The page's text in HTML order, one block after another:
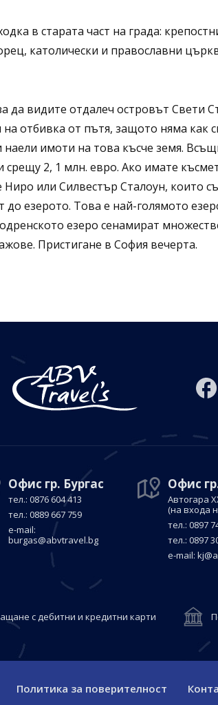
в старата част на града:
католически и православни
да видите отдалеч островът Свети
отбивка от пътя, защото няма как
имоти на това късче земя.
срещу 2, 1 млн. евро. Ако имате
или Силвестър Сталоун, които
езерото. Това е най-голямото
езеро сенамират
Пристигане в София вечерта.
Офис гр. Бургас
тел.: 0876 604 413
тел.: 0889 667 759
е-mail:
burgas@abvtravel.bg
Офис
Автогара
(на входа
тел.: 0897
тел.: 0897
е-mail:
с дебитни и кредитни карти
Политика за поверителност